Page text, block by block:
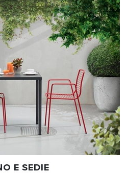
E SEDIE